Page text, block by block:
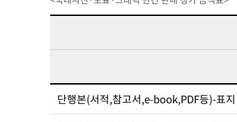
단행본(서적,참고서,e-book,PDF등)-표지